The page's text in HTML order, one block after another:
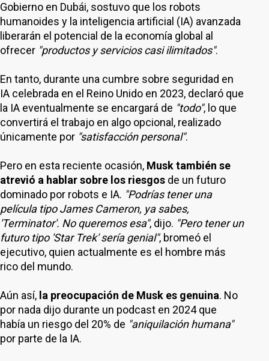
Gobierno en Dubái, sostuvo que los robots
humanoides y la inteligencia artificial (IA) avanzada
liberarán el potencial de la economía global al
ofrecer "productos y servicios casi ilimitados".
En tanto, durante una cumbre sobre seguridad en
IA celebrada en el Reino Unido en 2023, declaró que
la IA eventualmente se encargará de "todo", lo que
convertirá el trabajo en algo opcional, realizado
únicamente por "satisfacción personal".
Pero en esta reciente ocasión, Musk también se
atrevió a hablar sobre los riesgos de un futuro
dominado por robots e IA. "Podrías tener una
película tipo James Cameron, ya sabes,
'Terminator'. No queremos esa", dijo. "Pero tener un
futuro tipo 'Star Trek' sería genial", bromeó el
ejecutivo, quien actualmente es el hombre más
rico del mundo.
Aún así, la preocupación de Musk es genuina. No
por nada dijo durante un podcast en 2024 que
había un riesgo del 20% de "aniquilación humana"
por parte de la IA.